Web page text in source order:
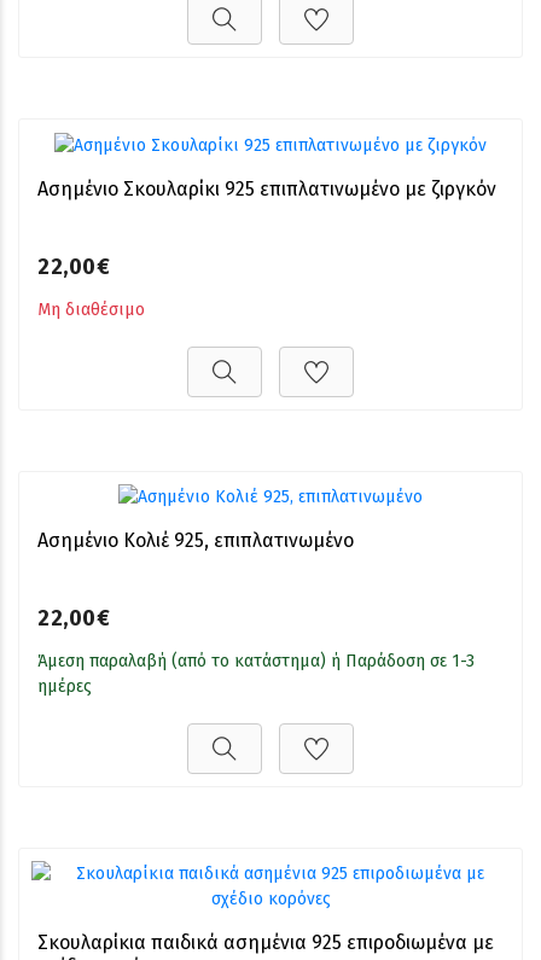
Ασημένιο Σκουλαρίκι 925 επιπλατινωμένο με ζιργκόν
22,00€
Μη διαθέσιμο
Ασημένιο Κολιέ 925, επιπλατινωμένο
22,00€
Άμεση παραλαβή (από το κατάστημα) ή Παράδοση σε 1-3
ημέρες
Σκουλαρίκια παιδικά ασημένια 925 επιροδιωμένα με